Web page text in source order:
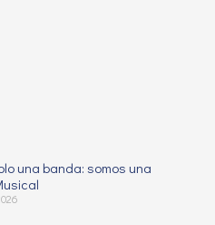
una banda: somos una